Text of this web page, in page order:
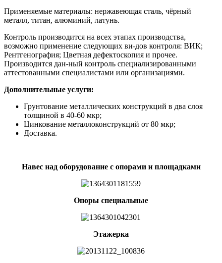
Применяемые материалы: нержавеющая сталь, чёрный
металл, титан, алюминий, латунь.
Контроль производится на всех этапах производства,
возможно применение следующих ви-дов контроля: ВИК;
Рентгенография; Цветная дефектоскопия и прочее.
Производится дан-ный контроль специализированными
аттестованными специалистами или организациями.
Дополнительные услуги:
Грунтование металлических конструкций в два слоя
толщиной в 40-60 мкр;
Цинкование металлоконструкций от 80 мкр;
Доставка.
Навес над оборудование с опорами и площадками
Опоры специальные
Этажерка